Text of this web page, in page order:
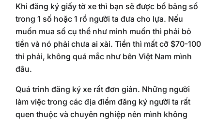
Khi đăng ký giấy tờ xe thì bạn sẽ được bố bảng số
trong 1 số hoặc 1 rổ người ta đưa cho lựa. Nếu
muốn mua số cụ thể như mình muốn thì phải bỏ
tiền và nó phải chưa ai xài. Tiền thì mất cỡ $70-100
thì phải, không quá mắc như bên Việt Nam mình
đâu.
Quá trình đăng ký xe rất đơn giản. Những người
làm việc trong các địa điểm đăng ký người ta rất
quen thuộc và chuyên nghiệp nên mình không